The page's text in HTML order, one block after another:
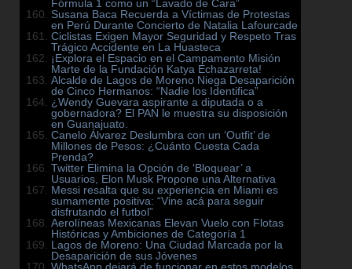
Fórmula 1 como un “Lavado de Cara”
Susana Baca Recuerda a Víctimas de Protestas
en Perú Durante Concierto de Natalia Lafourcade
Ciclistas Exigen Mayor Seguridad y Respeto Tras
Trágico Accidente en La Huasteca
¡Explora el Espacio en el Campamento Misión
Marte de la Fundación Katya Echazarreta!
Alcalde de Lagos de Moreno Niega Desaparición
de Cinco Hermanos: “Nadie los Identifica”
¿Wendy Guevara aspirante a diputada o a
gobernadora? El PAN le muestra su disposición
en Guanajuato.
Canelo Álvarez Deslumbra con un ‘Outfit’ de
Millones de Pesos: ¿Cuánto Cuesta Cada
Prenda?
Twitter Elimina la Opción de ‘Bloquear’ a
Usuarios, Elon Musk Propone una Alternativa
Messi resalta que su experiencia en Miami es
sumamente positiva: “Vine acá para seguir
disfrutando el futbol”
Aerolíneas Mexicanas Elevan Vuelo con Flotas
Históricas y Ambiciones de Categoría 1
Lagos de Moreno: Una Ciudad Marcada por la
Desaparición de sus Jóvenes